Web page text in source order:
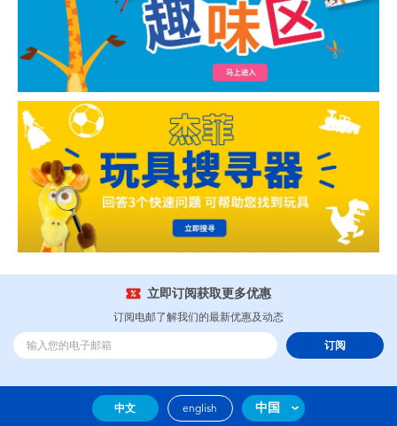
立即订阅获取更多优惠
订阅电邮了解我们的最新优惠及动态
订阅
中文 english 中国